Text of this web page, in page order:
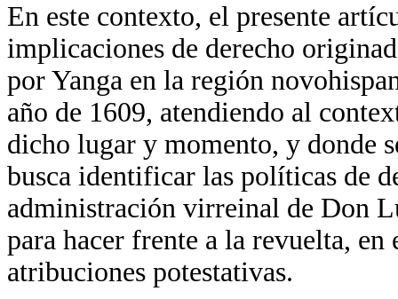
En este contexto, el presente
implicaciones de derecho
por Yanga en la región
año de 1609, atendiendo al
dicho lugar y momento, y donde
busca identificar las políticas de
administración virreinal de Don
para hacer frente a la revuelta, en
atribuciones potestativas.